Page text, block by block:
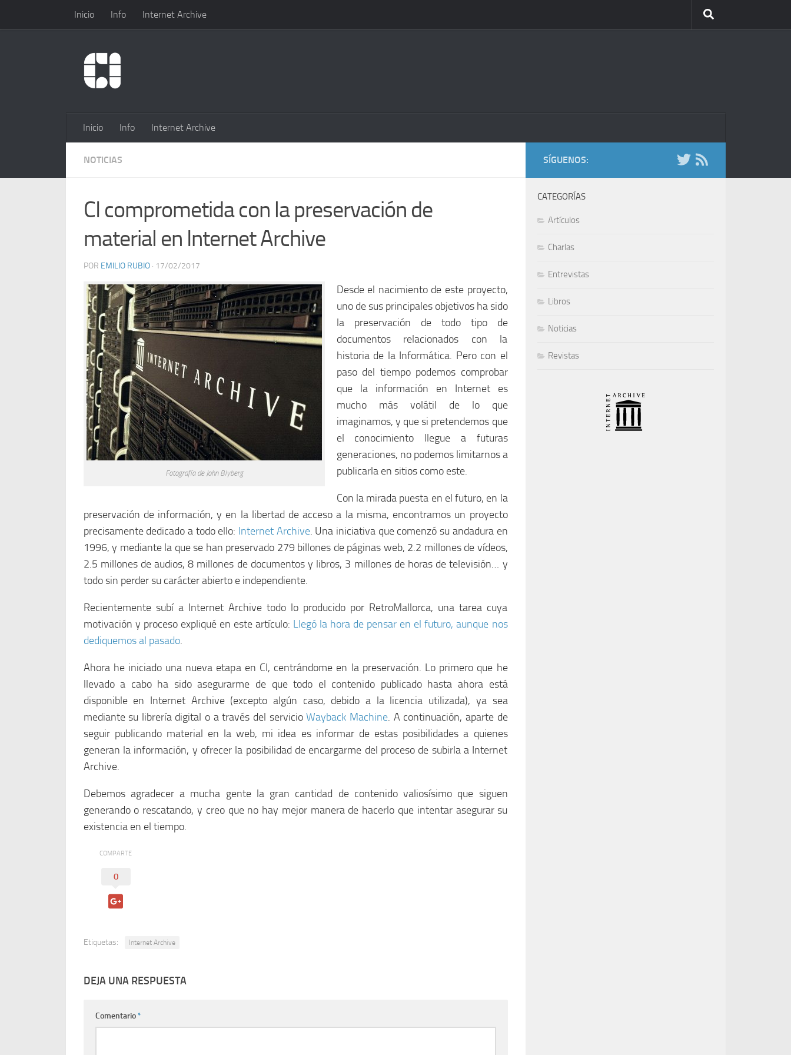
Inicio Info Internet Archive
Inicio Info Internet Archive
NOTICIAS
CI comprometida con la preservación de
material en Internet Archive
POR EMILIO RUBIO· 17/02/2017
Fotografía de John Blyberg
Desde el nacimiento de este proyecto,
uno de sus principales objetivos ha sido
la preservación de todo tipo de
documentos relacionados con la
historia de la Informática. Pero con el
paso del tiempo podemos comprobar
que la información en Internet es
mucho más volátil de lo que
imaginamos, y que si pretendemos que
el conocimiento llegue a futuras
generaciones, no podemos limitarnos a
publicarla en sitios como este.
Con la mirada puesta en el futuro, en la
preservación de información, y en la libertad de acceso a la misma, encontramos un proyecto
precisamente dedicado a todo ello: Internet Archive. Una iniciativa que comenzó su andadura en
1996, y mediante la que se han preservado 279 billones de páginas web, 2.2 millones de vídeos,
2.5 millones de audios, 8 millones de documentos y libros, 3 millones de horas de televisión… y
todo sin perder su carácter abierto e independiente.
Recientemente subí a Internet Archive todo lo producido por RetroMallorca, una tarea cuya
motivación y proceso expliqué en este artículo: Llegó la hora de pensar en el futuro, aunque nos
dediquemos al pasado.
Ahora he iniciado una nueva etapa en CI, centrándome en la preservación. Lo primero que he
llevado a cabo ha sido asegurarme de que todo el contenido publicado hasta ahora está
disponible en Internet Archive (excepto algún caso, debido a la licencia utilizada), ya sea
mediante su librería digital o a través del servicioWayback Machine. A continuación, aparte de
seguir publicando material en la web, mi idea es informar de estas posibilidades a quienes
generan la información, y ofrecer la posibilidad de encargarme del proceso de subirla a Internet
Archive.
Debemos agradecer a mucha gente la gran cantidad de contenido valiosísimo que siguen
generando o rescatando, y creo que no hay mejor manera de hacerlo que intentar asegurar su
existencia en el tiempo.
COMPARTE
0
Etiquetas: Internet Archive
DEJA UNA RESPUESTA
Comentario*
SÍGUENOS:
CATEGORÍAS
Artículos
Charlas
Entrevistas
Libros
Noticias
Revistas